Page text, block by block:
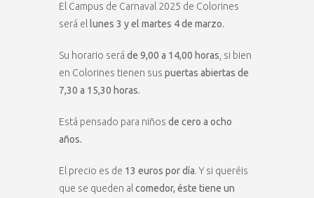
El Campus de Carnaval 2025 de Colorines
será ellunes 3 y el martes 4 de marzo.
Su horario será de 9,00 a 14,00 horas, si bien
en Colorines tienen sus puertas abiertas de
7,30 a 15,30 horas.
Está pensado para niños de cero a ocho
años.
El precio es de 13 euros por día. Y si queréis
que se queden alcomedor, éste tiene un